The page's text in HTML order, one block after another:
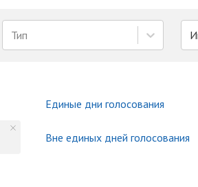
Тип
Единые дни голосования
Вне единых дней голосования